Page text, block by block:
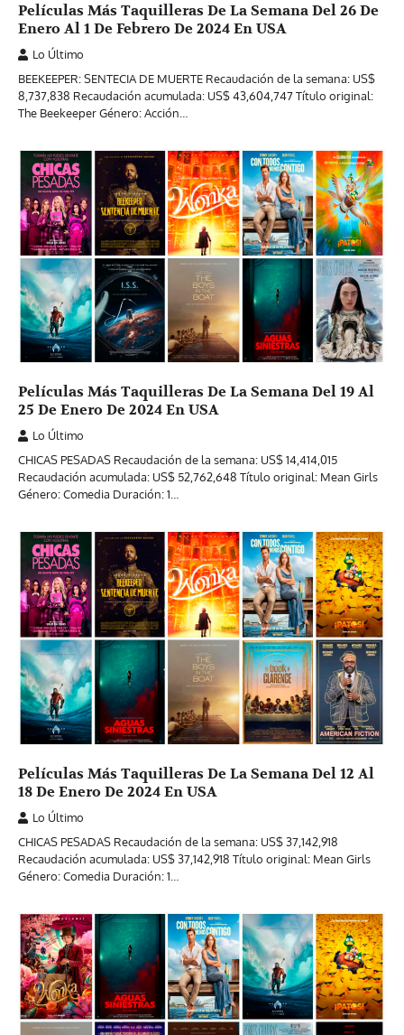
Películas Más Taquilleras De La Semana Del 26 De
Enero Al 1 De Febrero De 2024 En USA
Lo Último
BEEKEEPER: SENTECIA DE MUERTE Recaudación de la semana: US$
8,737,838 Recaudación acumulada: US$ 43,604,747 Título original:
The Beekeeper Género: Acción…
Películas Más Taquilleras De La Semana Del 19 Al
25 De Enero De 2024 En USA
Lo Último
CHICAS PESADAS Recaudación de la semana: US$ 14,414,015
Recaudación acumulada: US$ 52,762,648 Título original: Mean Girls
Género: Comedia Duración: 1…
Películas Más Taquilleras De La Semana Del 12 Al
18 De Enero De 2024 En USA
Lo Último
CHICAS PESADAS Recaudación de la semana: US$ 37,142,918
Recaudación acumulada: US$ 37,142,918 Título original: Mean Girls
Género: Comedia Duración: 1…